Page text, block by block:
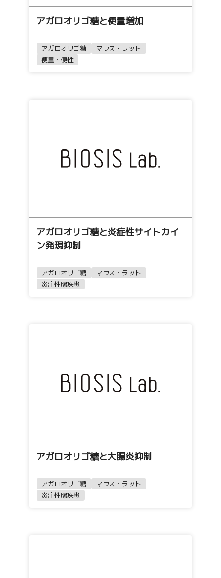
アガロオリゴ糖と便量増加
アガロオリゴ糖
マウス・ラット
便量・便性
アガロオリゴ糖と炎症性サイトカイ
ン発現抑制
アガロオリゴ糖
マウス・ラット
炎症性腸疾患
アガロオリゴ糖と大腸炎抑制
アガロオリゴ糖
マウス・ラット
炎症性腸疾患